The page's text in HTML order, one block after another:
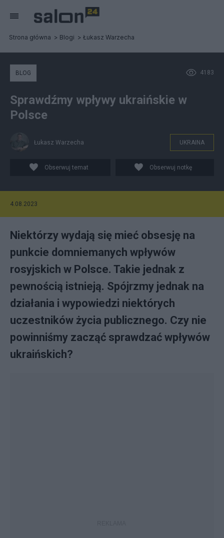
Strona główna Blogi Łukasz Warzecha
4183
BLOG
Sprawdźmy wpływy ukraińskie w
Polsce
Łukasz Warzecha UKRAINA
Obserwuj temat Obserwuj notkę
4.08.2023
Niektórzy wydają się mieć obsesję na
punkcie domniemanych wpływów
rosyjskich w Polsce. Takie jednak z
pewnością istnieją. Spójrzmy jednak na
działania i wypowiedzi niektórych
uczestników życia publicznego. Czy nie
powinniśmy zacząć sprawdzać wpływów
ukraińskich?